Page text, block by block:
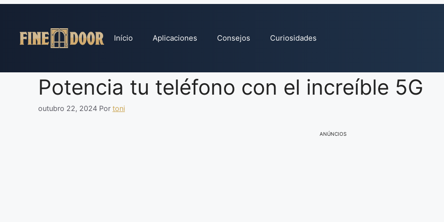
conteúdo
Início Aplicaciones Consejos Curiosidades
Potencia tu teléfono con el increíble 5G
outubro 22, 2024 Por toni
ANÚNCIOS